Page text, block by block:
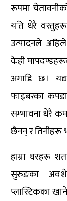
रूपमा
यति धेरै वस्तुहरू
उत्पादनले
केही
अगाडि छ।
फाइबरका
सम्भावना धेरै
छैनन् र तिनीहरू
हाम्रा घरहरू
सुरुङका
प्लास्टिकका